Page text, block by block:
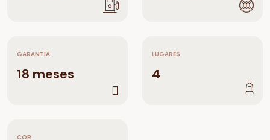
GARANTIA
18 meses
LUGARES
4
COR